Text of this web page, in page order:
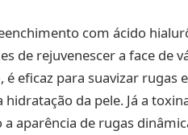
com ácido
de rejuvenescer a face de
eficaz para suavizar rugas
da pele. Já a
aparência de rugas